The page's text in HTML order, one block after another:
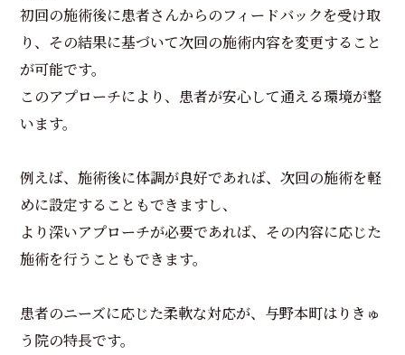
初回の施術後に患者さんからのフィードバックを受け取
り、その結果に基づいて次回の施術内容を変更すること
が可能です。
このアプローチにより、患者が安心して通える環境が整
います。
例えば、施術後に体調が良好であれば、次回の施術を軽
めに設定することもできますし、
より深いアプローチが必要であれば、その内容に応じた
施術を行うこともできます。
患者のニーズに応じた柔軟な対応が、与野本町はりきゅ
う院の特長です。